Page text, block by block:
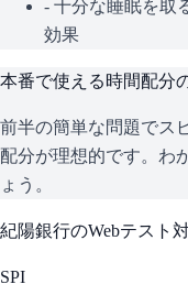
- 十分な睡眠を取
効果
本番で使える時間配分
前半の簡単な問題でス
配分が理想的です。わ
ょう。
紀陽銀行のWebテスト
SPI